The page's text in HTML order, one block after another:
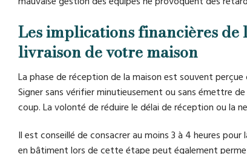
Les implications financières de
livraison de votre maison
La phase de réception de la maison est souvent
Signer sans vérifier minutieusement ou sans émettre
coup. La volonté de réduire le délai de réception ou la
Il est conseillé de consacrer au moins 3 à 4 heures
en bâtiment lors de cette étape peut également